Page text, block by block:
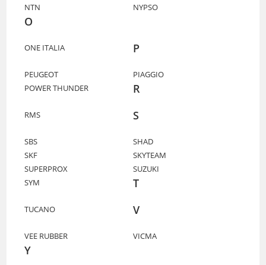
NTN
NYPSO
O
ONE ITALIA P
PEUGEOT
PIAGGIO
POWER THUNDER
R
RMS S
SBS
SHAD
SKF
SKYTEAM
SUPERPROX
SUZUKI
SYM
T
TUCANO V
VEE RUBBER VICMA
Y